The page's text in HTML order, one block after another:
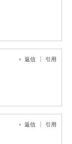
返信 引用
返信 引用